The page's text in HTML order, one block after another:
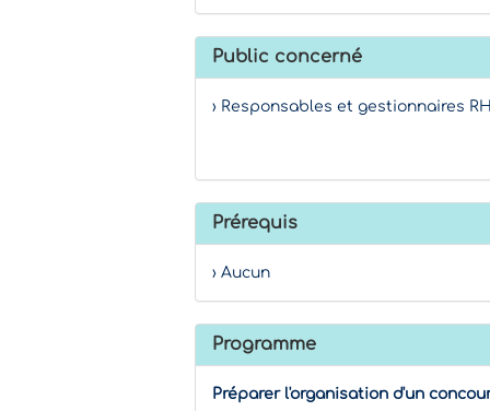
Public concerné
› Responsables et gestionnaires
Prérequis
› Aucun
Programme
Préparer l'organisation d'un